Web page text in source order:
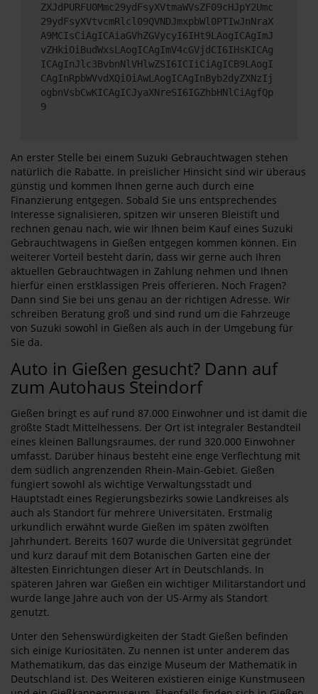
ZXJdPURFU0Mmc29ydFsyXVtmaWVsZF09cHJpY2Umc
29ydFsyXVtvcmRlcl09QVNDJmxpbWl0PTIwJnNraX
A9MCIsCiAgICAiaGVhZGVycyI6IHt9LAogICAgImJ
vZHkiOiBudWxsLAogICAgImV4cGVjdCI6IHsKICAg
ICAgInJlc3BvbnNlVHlwZSI6ICIiCiAgICB9LAogI
CAgInRpbWVvdXQiOiAwLAogICAgInByb2dyZXNzIj
ogbnVsbCwKICAgICJyaXNreSI6IGZhbHNlCiAgfQp
9
An erster Stelle bei einem Suzuki Gebrauchtwagen stehen
natürlich die Rabatte. In preislicher Hinsicht sind wir überaus
günstig und kommen Ihnen gerne auch durch eine
Finanzierung entgegen. Sobald Sie uns entsprechendes
Interesse signalisieren, spitzen wir unseren Bleistift und
rechnen genau nach, wie wir Ihnen beim Kauf eines Suzuki
Gebrauchtwagens in Gießen entgegen kommen können. Ein
weiterer Vorteil besteht darin, dass wir gerne auch Ihren
aktuellen Gebrauchtwagen in Zahlung nehmen und Ihnen
hierfür einen erstklassigen Preis offerieren. Noch Fragen?
Dann sind Sie bei uns genau an der richtigen Adresse. Wir
schreiben Beratung groß und sind rund um die Fahrzeuge
von Suzuki sowohl in Gießen als auch in der Umgebung für
Sie da.
Auto in Gießen gesucht? Dann auf
zum Autohaus Steindorf
Gießen bringt es auf rund 87.000 Einwohner und ist damit die
größte Stadt Mittelhessens. Der Ort ist integraler Bestandteil
eines kleinen Ballungsraumes, der rund 320.000 Einwohner
umfasst. Darüber hinaus besteht eine enge Verflechtung mit
dem südlich angrenzenden Rhein-Main-Gebiet. Gießen
fungiert sowohl als wichtige Verwaltungsstadt und
Hauptstadt eines Regierungsbezirks sowie Landkreises als
auch als Standort für mehrere Universitäten. Erstmalig
urkundlich erwähnt wurde Gießen im späten zwölften
Jahrhundert. Bereits 1607 wurde die Universität gegründet
und kurz darauf mit dem Botanischen Garten eine der
ältesten Einrichtungen dieser Art in Deutschlands. In
späteren Jahren war Gießen ein wichtiger Militärstandort und
wurde lange Jahre auch von der US-Army als Standort
genutzt.
Unter den Sehenswürdigkeiten der Stadt Gießen befinden
sich einige Kuriositäten. Zu nennen ist unter anderem das
Mathematikum, das das einzige Museum der Mathematik in
Deutschland ist. Des Weiteren existieren einige Kunstmuseen